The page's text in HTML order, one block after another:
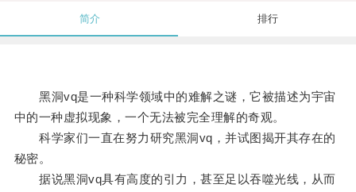
简介 排行
黑洞vq是一种科学领域中的难解之谜，它被描述为宇宙
中的一种虚拟现象，一个无法被完全理解的奇观。
科学家们一直在努力研究黑洞vq，并试图揭开其存在的
秘密。
据说黑洞vq具有高度的引力，甚至足以吞噬光线，从而